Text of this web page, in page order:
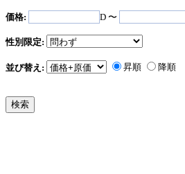
価格: D 〜
性別限定:
並び替え: 昇順 降順